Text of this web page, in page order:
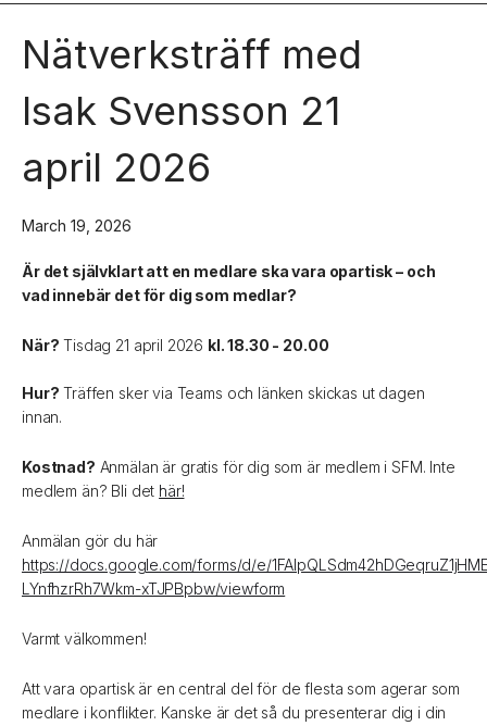
Nätverksträff med
Isak Svensson 21
april 2026
March 19, 2026
Är det självklart att en medlare ska vara opartisk – och
vad innebär det för dig som medlar?
När? Tisdag 21 april 2026 kl. 18.30 - 20.00
Hur? Träffen sker via Teams och länken skickas ut dagen
innan.
Kostnad? Anmälan är gratis för dig som är medlem i SFM. Inte
medlem än? Bli det här!
Anmälan gör du här
https://docs.google.com/forms/d/e/
LYnfhzrRh7Wkm-xTJPBpbw/viewform
Varmt välkommen!
Att vara opartisk är en central del för de flesta som agerar som
medlare i konflikter. Kanske är det så du presenterar dig i din